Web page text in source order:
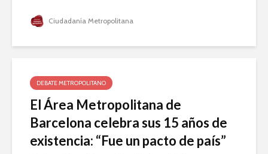
Ciudadanía Metropolitana
DEBATE METROPOLITANO
El Área Metropolitana de
Barcelona celebra sus 15 años de
existencia: “Fue un pacto de país”